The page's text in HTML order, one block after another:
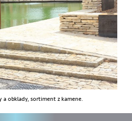
a obklady, sortiment z kamene.